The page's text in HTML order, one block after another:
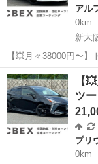
アル
0km
新大
【💥月々38000円〜
ティブ ラウンジ｜自社ローン◎｜ 「自社ロ
多数ローンのお取り扱いございます💡
査・ご...
大阪 大阪市
【
ツ
プリ
0km